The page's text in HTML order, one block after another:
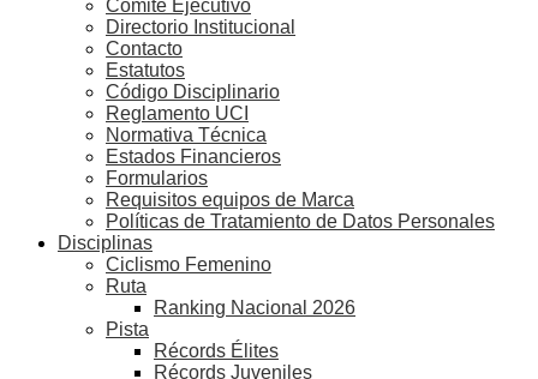
Comité Ejecutivo
Directorio Institucional
Contacto
Estatutos
Código Disciplinario
Reglamento UCI
Normativa Técnica
Estados Financieros
Formularios
Requisitos equipos de Marca
Políticas de Tratamiento de Datos Personales
Disciplinas
Ciclismo Femenino
Ruta
Ranking Nacional 2026
Pista
Récords Élites
Récords Juveniles